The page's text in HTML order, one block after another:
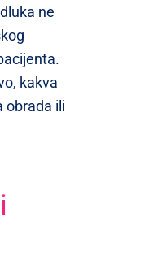
ne
kakva
obrada ili